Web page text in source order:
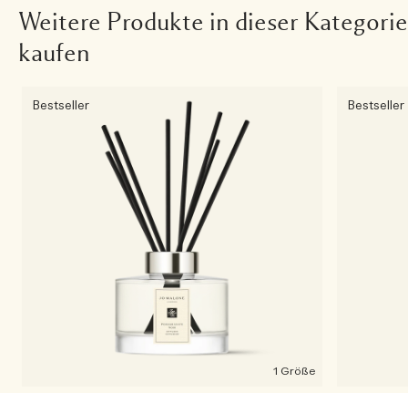
Weitere Produkte in dieser Kategorie
kaufen
Bestseller
1 Größe
Bestseller